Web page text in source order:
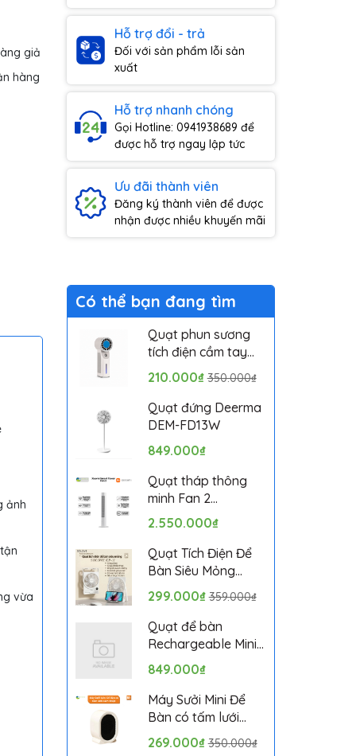
giả
hàng
Hỗ trợ đổi - trả
Đối với sản phẩm lỗi sản
xuất
Hỗ trợ nhanh chóng
Gọi Hotline: 0941938689 để
được hỗ trợ ngay lập tức
Ưu đãi thành viên
Đăng ký thành viên để được
nhận được nhiều khuyến mãi
ảnh
vừa
Có thể bạn đang tìm
Quạt phun sương
tích điện cầm tay
mini có sò lạnh
Solove MLS6212B -
Bảo hành 1 tháng
210.000₫ 350.000₫
Quạt đứng Deerma
DEM-FD13W
849.000₫
Quạt tháp thông
minh Fan 2
BPTS02DMU bản
quốc tế
2.550.000₫
Quạt Tích Điện Để
Bàn Siêu Mỏng
SOLOVE KP-11 với 6
Cấp Độ Gió, Màn
Hình LCD, Tích Hợp
Giá Đỡ Điện Thoại
299.000₫ 359.000₫
Quạt để bàn
Rechargeable Mini
Fan ZMYDFS01DM
849.000₫
Máy Sưởi Mini Để
Bàn có tấm lưới
cách nhiệt an toàn,
Quạt Sưởi Ấm Mini
269.000₫ 350.000₫